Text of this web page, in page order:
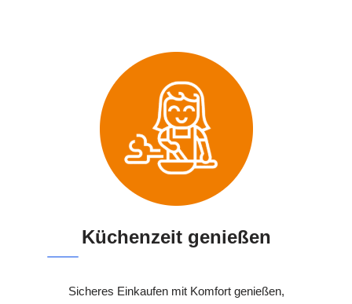
Küchenzeit genießen
Sicheres Einkaufen mit Komfort genießen,